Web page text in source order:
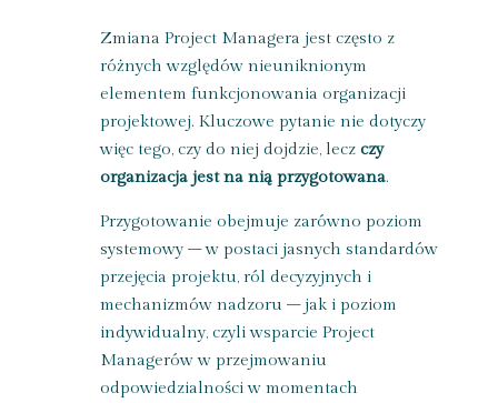
Zmiana Project Managera jest często z
różnych względów nieuniknionym
elementem funkcjonowania organizacji
projektowej. Kluczowe pytanie nie dotyczy
więc tego, czy do niej dojdzie, lecz czy
organizacja jest na nią przygotowana.
Przygotowanie obejmuje zarówno poziom
systemowy – w postaci jasnych standardów
przejęcia projektu, ról decyzyjnych i
mechanizmów nadzoru – jak i poziom
indywidualny, czyli wsparcie Project
Managerów w przejmowaniu
odpowiedzialności w momentach